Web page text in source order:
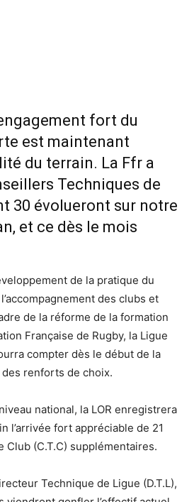
fort du
est maintenant
du terrain. La Ffr a
Techniques de
30 évolueront sur notre
et ce dès le mois
de la pratique du
des clubs et
de la réforme de la formation
Française de Rugby, la Ligue
compter dès le début de la
renforts de choix.
national, la LOR enregistrera
l’arrivée fort appréciable de 21
Club (C.T.C) supplémentaires.
Technique de Ligue (D.T.L),